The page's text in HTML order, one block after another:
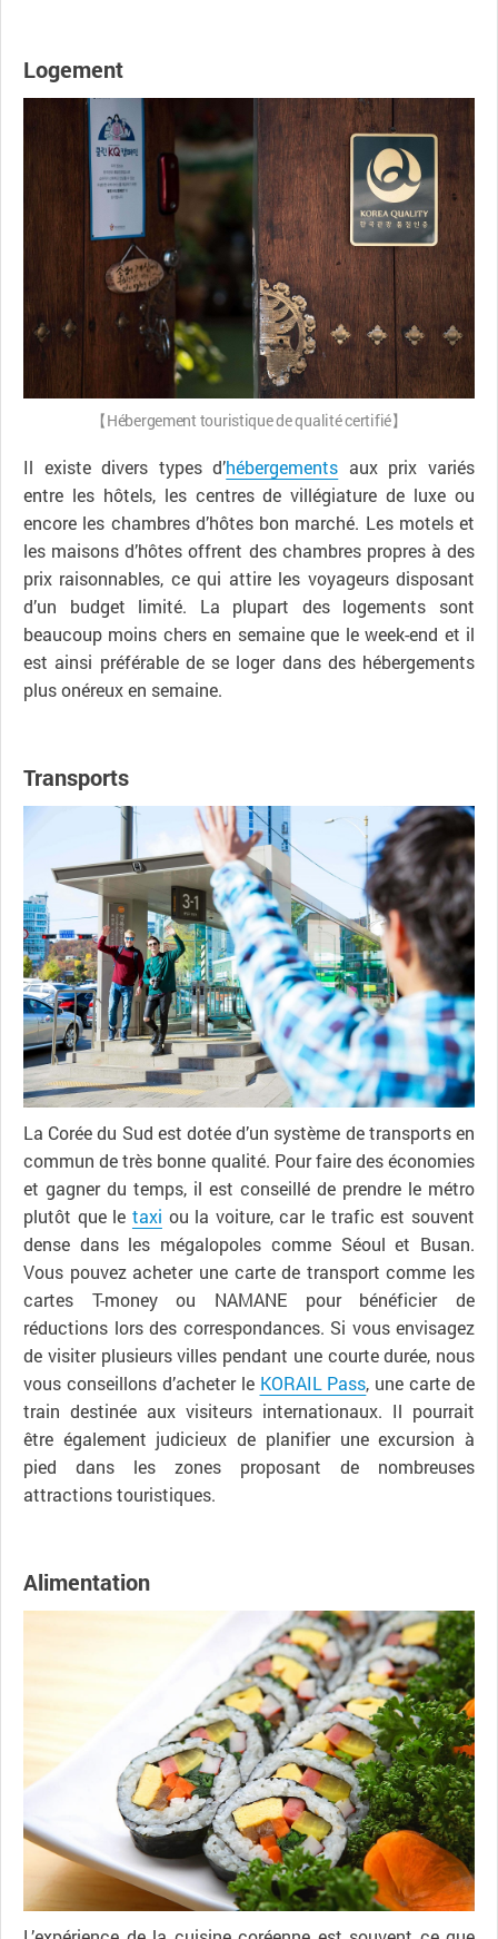
Logement
【Hébergement touristique de qualité certifié】
Il existe divers types d’hébergements aux prix variés
entre les hôtels, les centres de villégiature de luxe ou
encore les chambres d’hôtes bon marché. Les motels et
les maisons d’hôtes offrent des chambres propres à des
prix raisonnables, ce qui attire les voyageurs disposant
d’un budget limité. La plupart des logements sont
beaucoup moins chers en semaine que le week-end et il
est ainsi préférable de se loger dans des hébergements
plus onéreux en semaine.
Transports
La Corée du Sud est dotée d’un système de transports en
commun de très bonne qualité. Pour faire des économies
et gagner du temps, il est conseillé de prendre le métro
plutôt que le taxi ou la voiture, car le trafic est souvent
dense dans les mégalopoles comme Séoul et Busan.
Vous pouvez acheter une carte de transport comme les
cartes T-money ou NAMANE pour bénéficier de
réductions lors des correspondances. Si vous envisagez
de visiter plusieurs villes pendant une courte durée, nous
vous conseillons d’acheter le KORAIL Pass, une carte de
train destinée aux visiteurs internationaux. Il pourrait
être également judicieux de planifier une excursion à
pied dans les zones proposant de nombreuses
attractions touristiques.
Alimentation